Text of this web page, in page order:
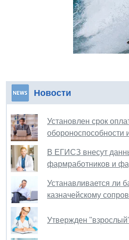
Новости
Установлен срок
обороноспособности
В ЕГИСЗ внесут
фармработников и
Устанавливается ли
казначейскому
Утвержден